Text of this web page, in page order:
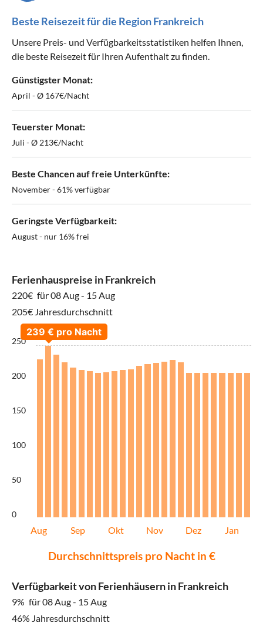
Beste Reisezeit für die Region Frankreich
Unsere Preis- und Verfügbarkeitsstatistiken helfen Ihnen,
die beste Reisezeit für Ihren Aufenthalt zu finden.
Günstigster Monat:
April - Ø 167€/Nacht
Teuerster Monat:
Juli - Ø 213€/Nacht
Beste Chancen auf freie Unterkünfte:
November - 61% verfügbar
Geringste Verfügbarkeit:
August - nur 16% frei
Ferienhauspreise in Frankreich
220€ für 08 Aug - 15 Aug
205€ Jahresdurchschnitt
250
200
150
100
50
0
Aug Sep Okt Nov Dez Jan
Durchschnittspreis pro Nacht in €
Verfügbarkeit von Ferienhäusern in Frankreich
9% für 08 Aug - 15 Aug
46% Jahresdurchschnitt